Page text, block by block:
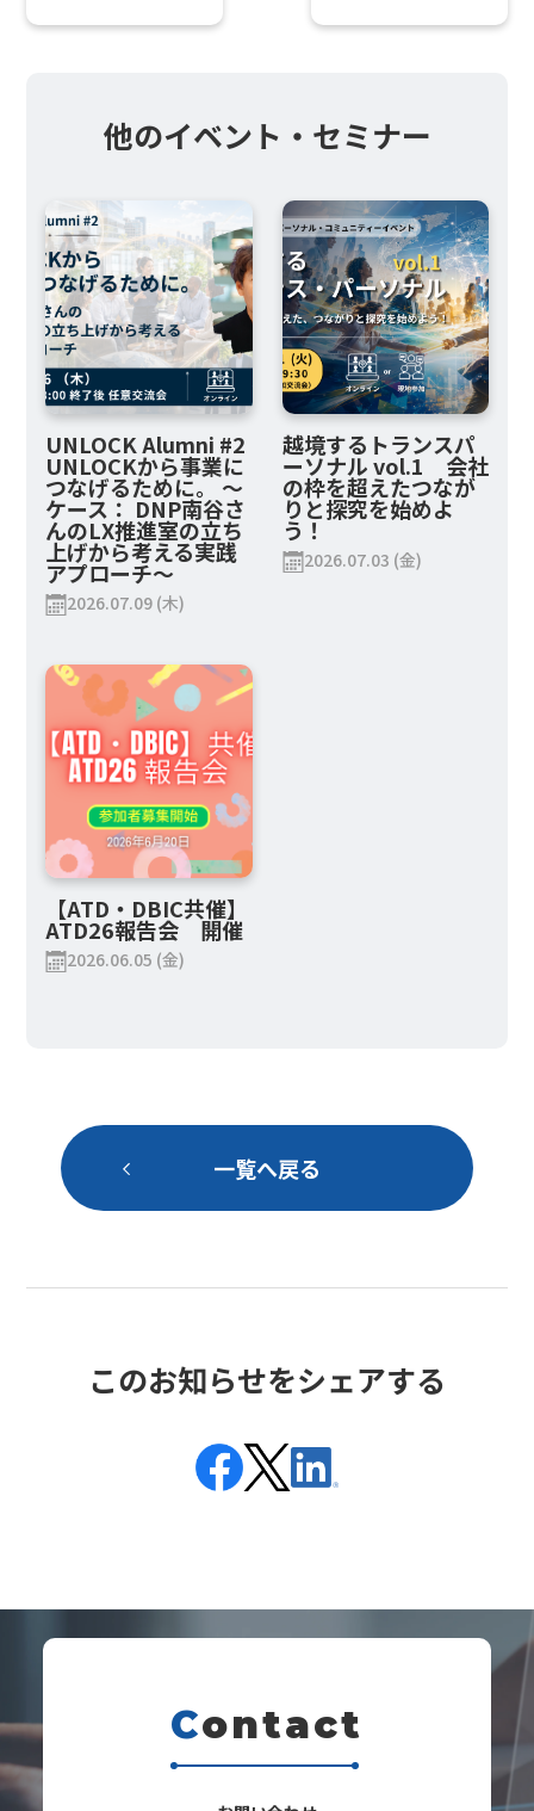
「EXECUTIVE
QUEST」（2024年
他のイベント・セミナー
UNLOCK Alumni #2
UNLOCKから事業に
つなげるために。 ～
ケース： DNP南谷さ
んのLX推進室の立ち
上げから考える実践
アプローチ～
2026.07.09 (木)
越境するトランスパ
ーソナル vol.1 会社
の枠を超えたつなが
りと探究を始めよ
う！
2026.07.03 (金)
【ATD・DBIC共催】
ATD26報告会 開催
2026.06.05 (金)
一覧へ戻る
このお知らせをシェアする
Contact